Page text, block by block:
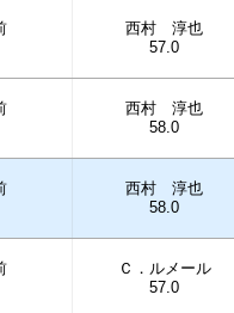
西村 淳也
57.0
西村 淳也
58.0
西村 淳也
58.0
Ｃ．ルメール
57.0